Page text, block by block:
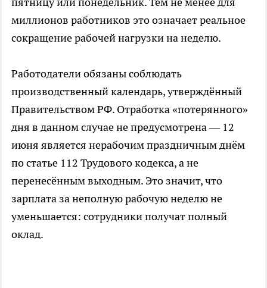
миллионов работников это означает реальное
сокращение рабочей нагрузки на неделю.
Работодатели обязаны соблюдать
производственный календарь, утверждённый
Правительством РФ. Отработка «потерянного»
дня в данном случае не предусмотрена — 12
июня является нерабочим праздничным днём
по статье 112 Трудового кодекса, а не
перенесённым выходным. Это значит, что
зарплата за неполную рабочую неделю не
уменьшается: сотрудники получат полный
оклад.